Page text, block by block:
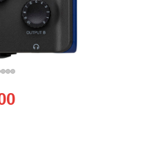
便攜式錄音與